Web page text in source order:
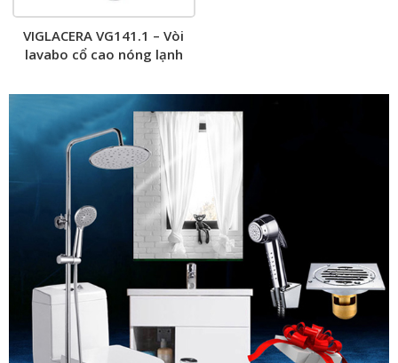
VIGLACERA VG141.1 – Vòi
lavabo cổ cao nóng lạnh